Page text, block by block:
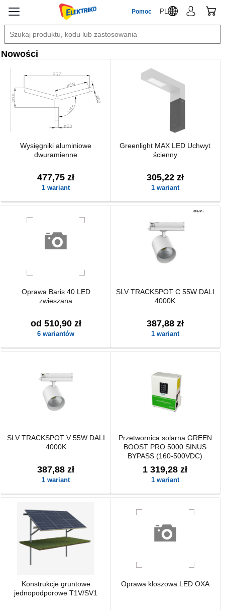
Pomoc PL
Nowości
Wysięgniki aluminiowe
dwuramienne
477,75 zł
1 wariant
Greenlight MAX LED Uchwyt
ścienny
305,22 zł
1 wariant
Oprawa Baris 40 LED
zwieszana
od 510,90 zł
6 wariantów
SLV TRACKSPOT C 55W DALI
4000K
387,88 zł
1 wariant
SLV TRACKSPOT V 55W DALI
4000K
387,88 zł
1 wariant
Przetwornica solarna GREEN
BOOST PRO 5000 SINUS
BYPASS (160-500VDC)
1 319,28 zł
1 wariant
Konstrukcje gruntowe
jednopodporowe T1V/SV1
Oprawa kloszowa LED OXA